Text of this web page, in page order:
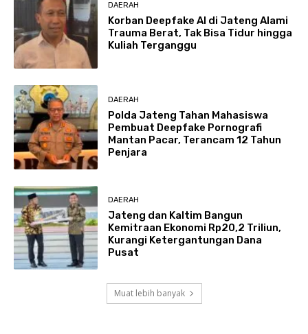
DAERAH
Korban Deepfake AI di Jateng Alami
Trauma Berat, Tak Bisa Tidur hingga
Kuliah Terganggu
DAERAH
Polda Jateng Tahan Mahasiswa
Pembuat Deepfake Pornografi
Mantan Pacar, Terancam 12 Tahun
Penjara
DAERAH
Jateng dan Kaltim Bangun
Kemitraan Ekonomi Rp20,2 Triliun,
Kurangi Ketergantungan Dana
Pusat
Muat lebih banyak